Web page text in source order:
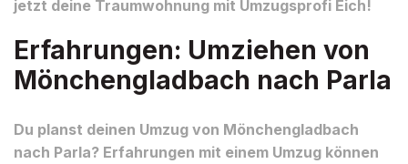
jetzt deine Traumwohnung mit Umzugsprofi Eich!
Erfahrungen: Umziehen von
Mönchengladbach nach Parla
Du planst deinen Umzug von Mönchengladbach
nach Parla? Erfahrungen mit einem Umzug können